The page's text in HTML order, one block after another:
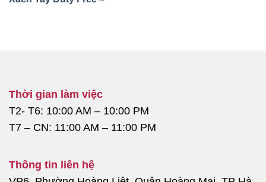
Thời gian làm việc
T2- T6: 10:00 AM – 10:00 PM
T7 – CN: 11:00 AM – 11:00 PM
Thông tin liên hệ